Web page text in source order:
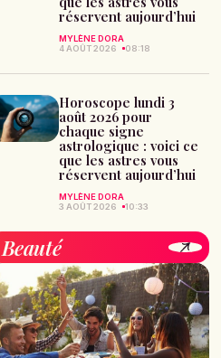
réservent aujourd’hui
MYLÈNE DORA
4 AOÛT 2026
08:18
Horoscope lundi 3
août 2026 pour
chaque signe
astrologique : voici ce
que les astres vous
réservent aujourd’hui
MYLÈNE DORA
3 AOÛT 2026
10:33
Beauté